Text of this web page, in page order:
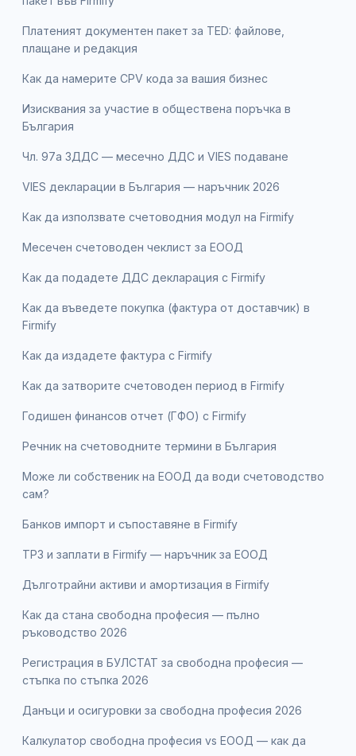
Платеният документен пакет за TED: файлове,
плащане и редакция
Как да намерите CPV кода за вашия бизнес
Изисквания за участие в обществена поръчка в
България
Чл. 97а ЗДДС — месечно ДДС и VIES подаване
VIES декларации в България — наръчник 2026
Как да използвате счетоводния модул на Firmify
Месечен счетоводен чеклист за ЕООД
Как да подадете ДДС декларация с Firmify
Как да въведете покупка (фактура от доставчик) в
Firmify
Как да издадете фактура с Firmify
Как да затворите счетоводен период в Firmify
Годишен финансов отчет (ГФО) с Firmify
Речник на счетоводните термини в България
Може ли собственик на ЕООД да води счетоводство
сам?
Банков импорт и съпоставяне в Firmify
ТРЗ и заплати в Firmify — наръчник за ЕООД
Дълготрайни активи и амортизация в Firmify
Как да стана свободна професия — пълно
ръководство 2026
Регистрация в БУЛСТАТ за свободна професия —
стъпка по стъпка 2026
Данъци и осигуровки за свободна професия 2026
Калкулатор свободна професия vs ЕООД — как да